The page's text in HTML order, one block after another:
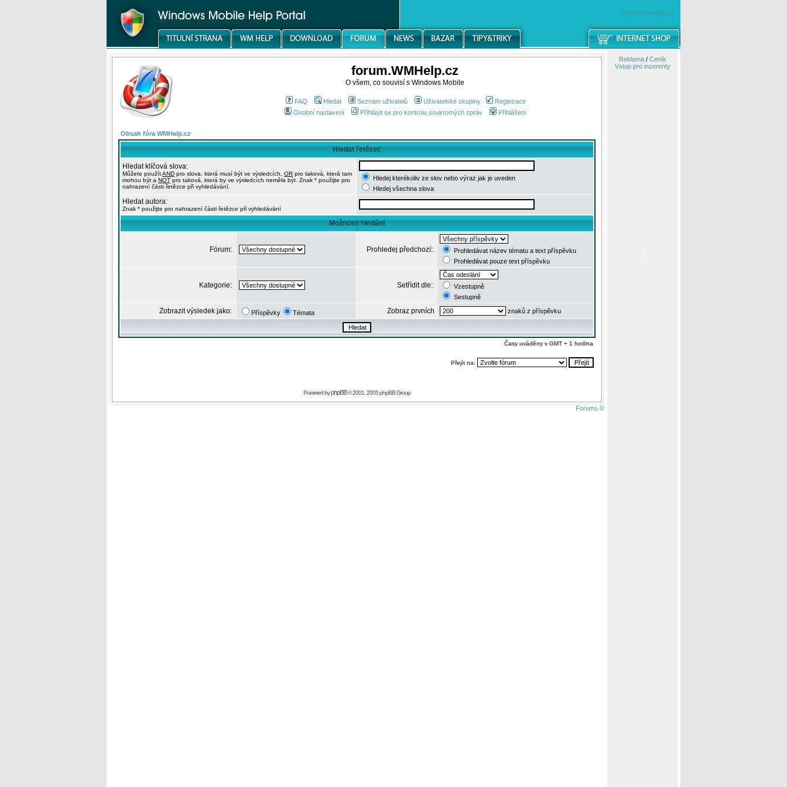
windowsmobile.cz
forum.WMHelp.cz
O všem, co souvisí s Windows Mobile
FAQ Hledat Seznam uživatelů Uživatelské skupiny
Registrace
Osobní nastavení
Přihlásit se pro kontrolu soukromých zpráv Přihlášení
Obsah fóra WMHelp.cz
Hledat řetězec
Hledat klíčová slova:
Můžete použítAND pro slova, která musí být ve výsledcích, OR pro taková, která tam
mohou být a NOT pro taková, která by ve výsledcích neměla být. Znak * použijte pro
nahrazení části řetězce při vyhledávání.
Hledej kterékoliv ze slov nebo výraz jak je uveden
Hledej všechna slova
Hledat autora:
Znak * použijte pro nahrazení části řetězce při vyhledávání
Možnosti hledání
Fórum: Prohledej předchozí:
Prohledávat název tématu a text příspěvku
Prohledávat pouze text příspěvku
Kategorie: Setřídit dle:
Vzestupně
Sestupně
Zobrazit výsledek jako: Příspěvky Témata Zobraz prvních znaků z příspěvku
Časy uváděny v GMT + 1 hodina
Přejít na:
Powered byphpBB© 2001, 2005 phpBB Group
Forums ©
Reklama/ Ceník
Vstup pro inzerenty